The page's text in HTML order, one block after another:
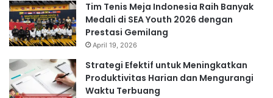
Tim Tenis Meja Indonesia Raih Banyak
Medali di SEA Youth 2026 dengan
Prestasi Gemilang
April 19, 2026
Strategi Efektif untuk Meningkatkan
Produktivitas Harian dan Mengurangi
Waktu Terbuang